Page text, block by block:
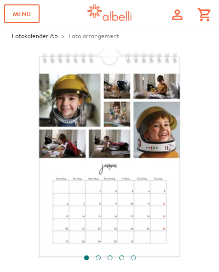
MENU profile shopping_cart
Fotokalender A5 Foto arrangement